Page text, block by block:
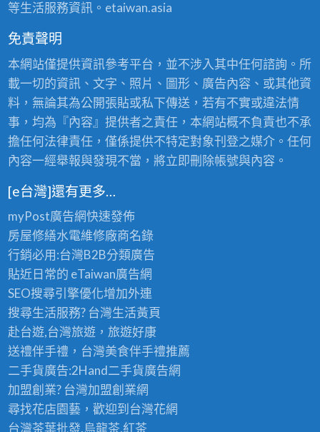
等生活服務資訊。etaiwan.asia
免責聲明
本網站僅提供資訊參考平台，並不涉入其中任何諮詢。所
載一切的資訊、文字、照片、圖形、廣告內容、或其他資
料，無論其為公開張貼或私下傳送，若有不實或違法情
事，均為『內容』提供者之責任，本網站概不負責也不承
擔任何法律責任，僅係提供不特定對象刊登之媒介。任何
內容一經舉報與發現不當，將立即刪除帳號與內容。
[e台灣]還有更多…
myPost廣告網快速發佈
房屋修繕水電維修廠商名錄
行銷必用:台灣B2B分類廣告
貼近日常的 eTaiwan廣告網
SEO搜尋引擎優化增加外連
搜尋生活服務? 台灣生活黃頁
赴台遊,台灣旅遊，旅遊好康
送禮伴手禮，台灣美食伴手禮推薦
二手貨廣告:2Hand二手貨廣告網
加盟創業? 台灣加盟創業網
尋找花店園藝，歡迎到 台灣花網
台灣茶葉批發,烏龍茶,紅茶